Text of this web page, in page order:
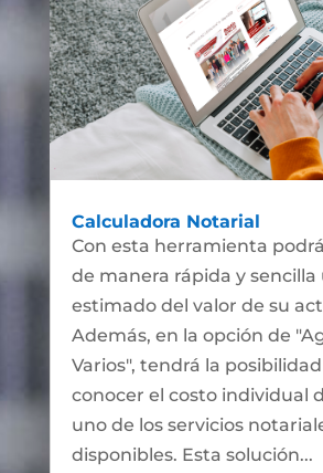
Calculadora Notarial
Con esta herramienta
de manera rápida y sencilla
estimado del valor de su
Además, en la opción de
Varios", tendrá la
conocer el costo individual
uno de los servicios
disponibles. Esta solución...